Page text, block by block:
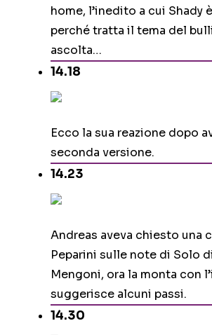
home, l’inedito a cui Shady
perché tratta il tema del
ascolta…
14.18
Ecco la sua reazione dopo
seconda versione.
14.23
Andreas aveva chiesto una
Peparini sulle note di Solo
Mengoni, ora la monta con
suggerisce alcuni passi.
14.30